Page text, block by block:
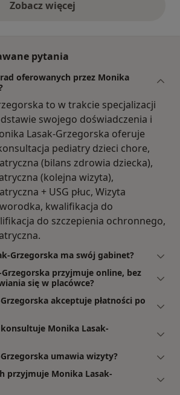
Zobacz więcejopinie powyżej
pytania
oferowanych przez Monika
to w trakcie specjalizacji
swojego doświadczenia i
Lasak-Grzegorska oferuje
pediatry dzieci chore,
(bilans zdrowia dziecka),
(kolejna wizyta),
+ USG płuc, Wizyta
kwalifikacja do
do szczepienia ochronnego,
Grzegorska ma swój gabinet?
przyjmuje online, bez
się w placówce?
akceptuje płatności po
Monika Lasak-
umawia wizyty?
przyjmuje Monika Lasak-